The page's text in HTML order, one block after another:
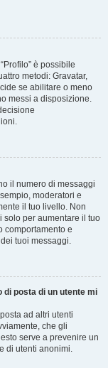
è possibile
metodi: Gravatar,
se abilitare o meno
messi a disposizione.
il numero di messaggi
moderatori e
il tuo livello. Non
solo per aumentare il tuo
comportamento e
tuoi messaggi.
di posta di un utente mi
ad altri utenti
che gli
serve a prevenire un
di utenti anonimi.